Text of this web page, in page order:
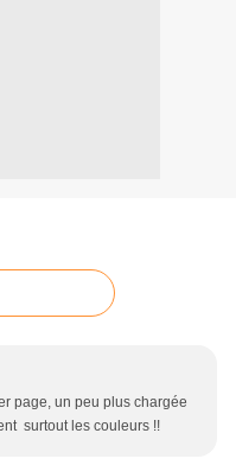
page, un peu plus chargée
surtout les couleurs !!